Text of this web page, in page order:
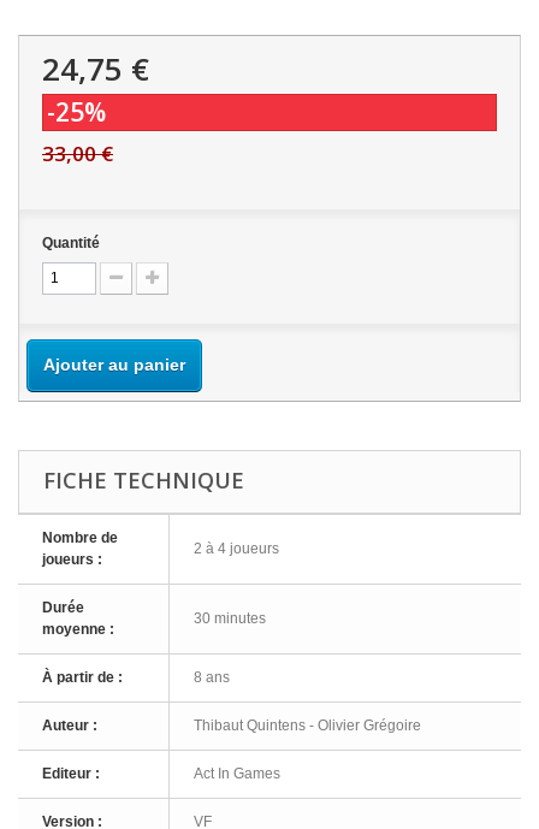
24,75 €
-25%
33,00 €
Quantité
Ajouter au panier
FICHE TECHNIQUE
Nombre de
joueurs :
2 à 4 joueurs
Durée
moyenne :
30 minutes
À partir de : 8 ans
Auteur : Thibaut Quintens - Olivier Grégoire
Editeur : Act In Games
Version : VF